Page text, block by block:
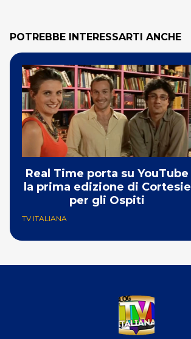
POTREBBE INTERESSARTI ANCHE
Real Time porta su YouTube
la prima edizione di Cortesie
per gli Ospiti
TV ITALIANA